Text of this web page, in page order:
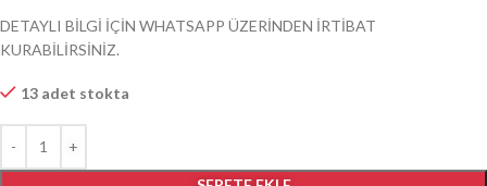
DETAYLI BİLGİ İÇİN WHATSAPP ÜZERİNDEN İRTİBAT
KURABİLİRSİNİZ.
13 adet stokta